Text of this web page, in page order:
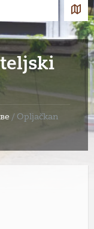
/ Opljačkan